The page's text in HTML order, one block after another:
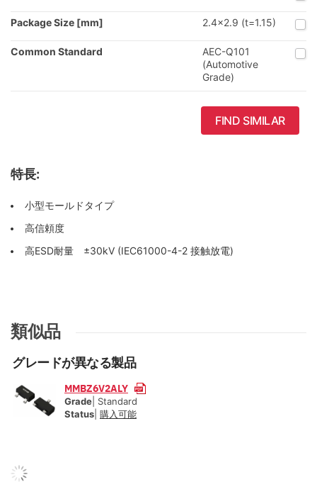
Package Size [mm] 2.4x2.9 (t=1.15)
Common Standard
AEC-Q101
(Automotive
Grade)
FIND SIMILAR
特長:
小型モールドタイプ
高信頼度
高ESD耐量 ±30kV (IEC61000-4-2 接触放電)
類似品
グレードが異なる製品
MMBZ6V2ALY
Grade | Standard
Status 購入可能